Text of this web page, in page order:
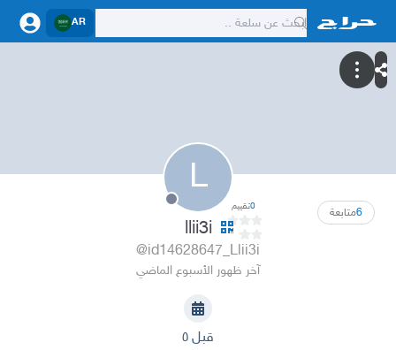
AR
L
6متابعة 0تقييم
llii3i
@id14628647_Llii3i
آخر ظهور الأسبوع الماضي
قبل ٥